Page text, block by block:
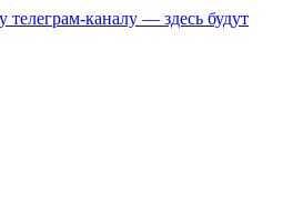
каналу — здесь будут